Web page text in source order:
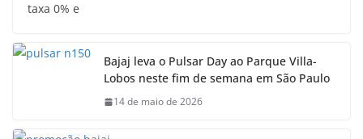
taxa 0% e
Bajaj leva o Pulsar Day ao Parque Villa-
Lobos neste fim de semana em São Paulo
14 de maio de 2026